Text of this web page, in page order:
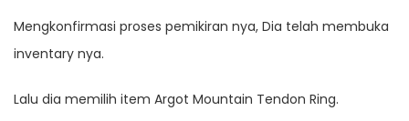
Mengkonfirmasi proses pemikiran nya, Dia telah membuka
inventary nya.
Lalu dia memilih item Argot Mountain Tendon Ring.